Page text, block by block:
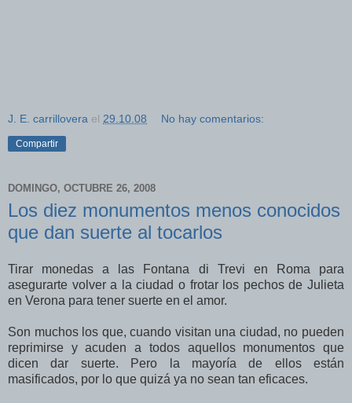
J. E. carrillovera el 29.10.08 No hay comentarios:
Compartir
DOMINGO, OCTUBRE 26, 2008
Los diez monumentos menos conocidos
que dan suerte al tocarlos
Tirar monedas a las Fontana di Trevi en Roma para
asegurarte volver a la ciudad o frotar los pechos de Julieta
en Verona para tener suerte en el amor.
Son muchos los que, cuando visitan una ciudad, no pueden
reprimirse y acuden a todos aquellos monumentos que
dicen dar suerte. Pero la mayoría de ellos están
masificados, por lo que quizá ya no sean tan eficaces.